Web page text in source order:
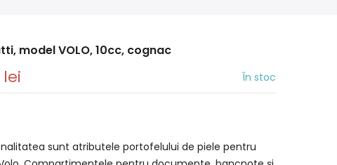
model VOLO, 10cc, cognac
lei În stoc
sunt atributele portofelului de piele pentru